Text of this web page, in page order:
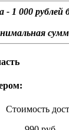
- 1 000 рублей